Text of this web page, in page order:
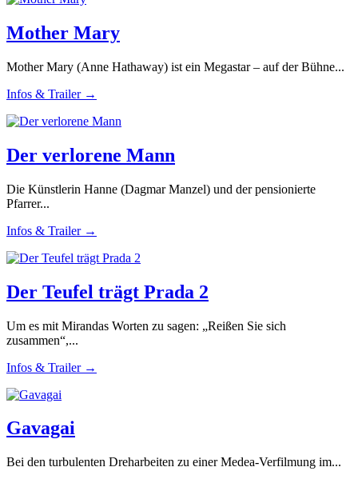
Mother Mary
Mother Mary (Anne Hathaway) ist ein Megastar – auf der Bühne...
Infos & Trailer →
Der verlorene Mann
Die Künstlerin Hanne (Dagmar Manzel) und der pensionierte
Pfarrer...
Infos & Trailer →
Der Teufel trägt Prada 2
Um es mit Mirandas Worten zu sagen: „Reißen Sie sich
zusammen“,...
Infos & Trailer →
Gavagai
Bei den turbulenten Dreharbeiten zu einer Medea-Verfilmung im...